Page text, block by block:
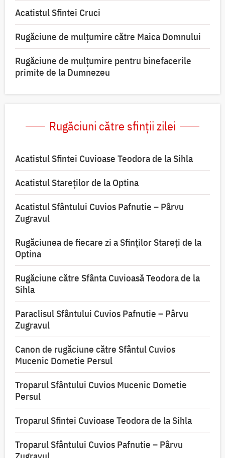
Acatistul Sfintei Cruci
Rugăciune de mulţumire către Maica Domnului
Rugăciune de mulțumire pentru binefacerile
primite de la Dumnezeu
Rugăciuni către sfinții zilei
Acatistul Sfintei Cuvioase Teodora de la Sihla
Acatistul Stareţilor de la Optina
Acatistul Sfântului Cuvios Pafnutie – Pârvu
Zugravul
Rugăciunea de fiecare zi a Sfinților Stareți de la
Optina
Rugăciune către Sfânta Cuvioasă Teodora de la
Sihla
Paraclisul Sfântului Cuvios Pafnutie – Pârvu
Zugravul
Canon de rugăciune către Sfântul Cuvios
Mucenic Dometie Persul
Troparul Sfântului Cuvios Mucenic Dometie
Persul
Troparul Sfintei Cuvioase Teodora de la Sihla
Troparul Sfântului Cuvios Pafnutie – Pârvu